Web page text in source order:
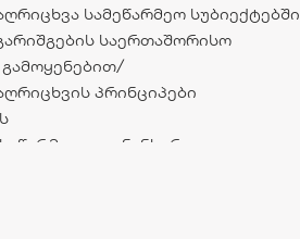
სამეწარმეო სუბიექტებში
საერთაშორისო
პრინციპები
ფინანსური